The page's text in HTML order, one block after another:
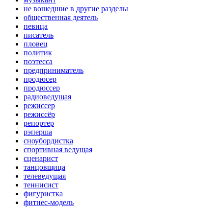
не вошедшие в другие разделы
общественная деятель
певица
писатель
пловец
политик
поэтесса
предприниматель
продюсер
продюссер
радиоведущая
режиссер
режиссёр
репортер
рэперша
сноубордистка
спортивная ведущая
сценарист
танцовщица
телеведущая
теннисист
фигуристка
фитнес-модель